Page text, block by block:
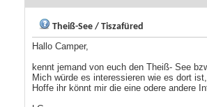
Theiß-See / Tiszafüred
Hallo Camper,
kennt jemand von euch den Theiß- See
Mich würde es interessieren wie es dort
Hoffe ihr könnt mir die eine odere andere